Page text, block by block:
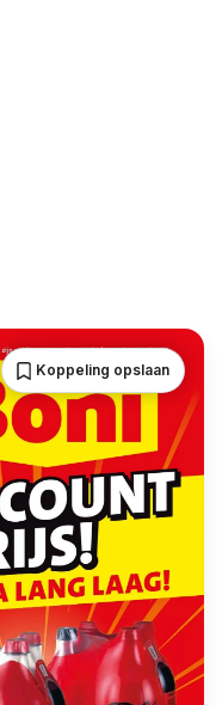
Koppeling opslaan